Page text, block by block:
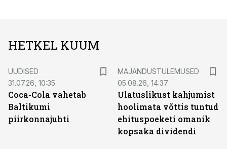
HETKEL KUUM
UUDISED
31.07.26, 10:35
Coca-Cola vahetab
Baltikumi
piirkonnajuhti
MAJANDUSTULEMUSED
05.08.26, 14:37
Ulatuslikust kahjumist
hoolimata võttis tuntud
ehituspoeketi omanik
kopsaka dividendi